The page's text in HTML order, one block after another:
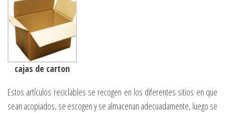
cajas de carton
Estos artículos reciclables se recogen en los diferentes sitios en que
sean acopiados, se escogen y se almacenan adecuadamente, luego se